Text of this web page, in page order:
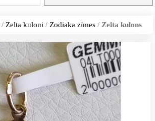
/ Zelta kuloni / Zodiaka zīmes / Zelta kulons